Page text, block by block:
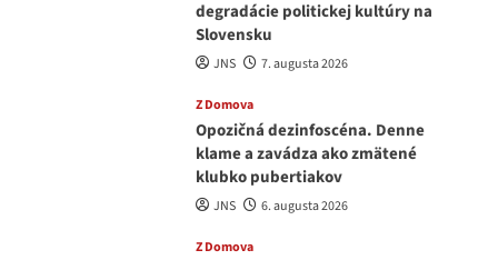
degradácie politickej kultúry na
Slovensku
JNS 7. augusta 2026
Z Domova
Opozičná dezinfoscéna. Denne
klame a zavádza ako zmätené
klubko pubertiakov
JNS 6. augusta 2026
Z Domova